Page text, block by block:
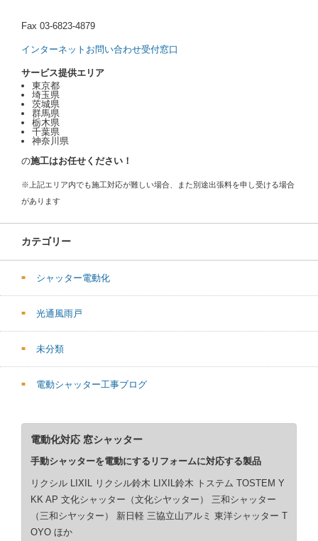
Fax 03-6823-4879
インターネットお問い合わせ受付窓口
サービス提供エリア
東京都
埼玉県
茨城県
群馬県
栃木県
千葉県
神奈川県
の施工はお任せください！
※上記エリア内でも施工対応が難しい場合、また別途出張料を申し受ける場合
があります
カテゴリー
シャッター電動化
光通風雨戸
未分類
電動シャッター工事ブログ
電動化対応 窓シャッター
手動シャッターを電動にするリフォームに対応する製品
リクシル LIXIL リクシル鈴木 LIXIL鈴木 トステム TOSTEM Y
KK AP 文化シャッター（文化シヤッター） 三和シャッター
（三和シヤッター） 新日軽 三協立山アルミ 東洋シャッター T
OYO ほか